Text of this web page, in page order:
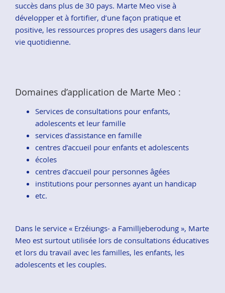
succès dans plus de 30 pays. Marte Meo vise à
développer et à fortifier, d’une façon pratique et
positive, les ressources propres des usagers dans leur
vie quotidienne.
Domaines d’application de Marte Meo :
Services de consultations pour enfants,
adolescents et leur famille
services d’assistance en famille
centres d’accueil pour enfants et adolescents
écoles
centres d’accueil pour personnes âgées
institutions pour personnes ayant un handicap
etc.
Dans le service « Erzéiungs- a Familljeberodung », Marte
Meo est surtout utilisée lors de consultations éducatives
et lors du travail avec les familles, les enfants, les
adolescents et les couples.